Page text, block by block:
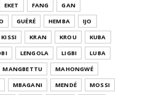
EKET FANG
GAN
GUÉRÉ HEMBA
IJO
KISSI KRAN KROU
KUBA
LENGOLA LIGBI
LUBA
MANGBETTU
MAHONGWÉ
MBAGANI MENDÉ
MOSSI